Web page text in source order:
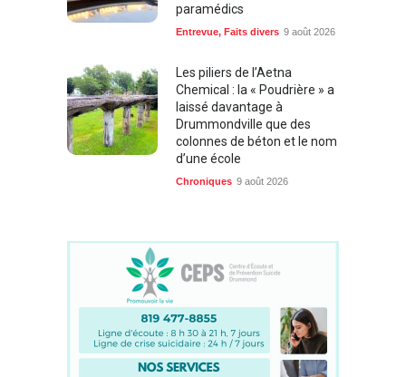
paramédics
Entrevue, Faits divers 9 août 2026
Les piliers de l’Aetna
Chemical : la « Poudrière » a
laissé davantage à
Drummondville que des
colonnes de béton et le nom
d’une école
Chroniques 9 août 2026